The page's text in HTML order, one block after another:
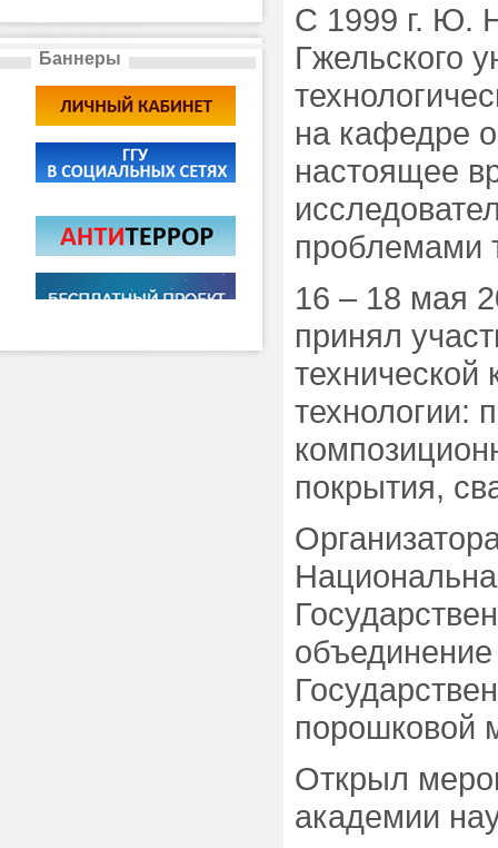
Баннеры
С 1999 г. Ю.
Гжельского
на кафедре
настоящее
проблемами
16 – 18 мая
принял
технологии:
покрытия,
порошковой
Открыл
академии